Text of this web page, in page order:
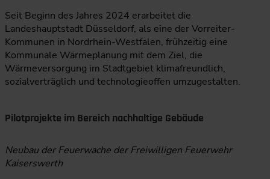
Seit Beginn des Jahres 2024 erarbeitet die
Landeshauptstadt Düsseldorf, als eine der Vorreiter-
Kommunen in Nordrhein-Westfalen, frühzeitig eine
Kommunale Wärmeplanung mit dem Ziel, die
Wärmeversorgung im Stadtgebiet klimafreundlich,
sozialverträglich und technologieoffen umzugestalten.
Pilotprojekte im Bereich nachhaltige Gebäude
Neubau der Feuerwache der Freiwilligen Feuerwehr
Kaiserswerth